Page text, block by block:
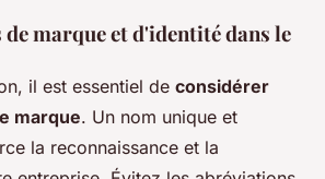
marque et d'identité dans le
il est essentiel de considérer
marque. Un nom unique et
la reconnaissance et la